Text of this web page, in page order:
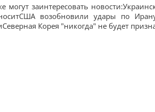
могут заинтересовать
возобновили удары по
Корея "никогда" не будет